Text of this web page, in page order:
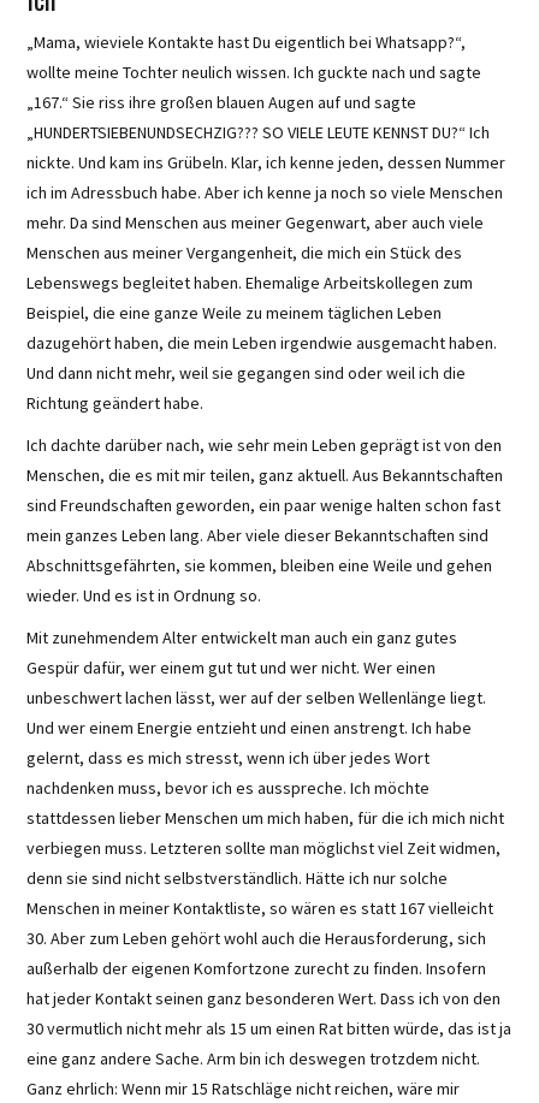
„Mama, wieviele Kontakte hast Du eigentlich bei Whatsapp?“,
wollte meine Tochter neulich wissen. Ich guckte nach und sagte
„167.“ Sie riss ihre großen blauen Augen auf und sagte
„HUNDERTSIEBENUNDSECHZIG??? SO VIELE LEUTE KENNST DU?“ Ich
nickte. Und kam ins Grübeln. Klar, ich kenne jeden, dessen Nummer
ich im Adressbuch habe. Aber ich kenne ja noch so viele Menschen
mehr. Da sind Menschen aus meiner Gegenwart, aber auch viele
Menschen aus meiner Vergangenheit, die mich ein Stück des
Lebenswegs begleitet haben. Ehemalige Arbeitskollegen zum
Beispiel, die eine ganze Weile zu meinem täglichen Leben
dazugehört haben, die mein Leben irgendwie ausgemacht haben.
Und dann nicht mehr, weil sie gegangen sind oder weil ich die
Richtung geändert habe.
Ich dachte darüber nach, wie sehr mein Leben geprägt ist von den
Menschen, die es mit mir teilen, ganz aktuell. Aus Bekanntschaften
sind Freundschaften geworden, ein paar wenige halten schon fast
mein ganzes Leben lang. Aber viele dieser Bekanntschaften sind
Abschnittsgefährten, sie kommen, bleiben eine Weile und gehen
wieder. Und es ist in Ordnung so.
Mit zunehmendem Alter entwickelt man auch ein ganz gutes
Gespür dafür, wer einem gut tut und wer nicht. Wer einen
unbeschwert lachen lässt, wer auf der selben Wellenlänge liegt.
Und wer einem Energie entzieht und einen anstrengt. Ich habe
gelernt, dass es mich stresst, wenn ich über jedes Wort
nachdenken muss, bevor ich es ausspreche. Ich möchte
stattdessen lieber Menschen um mich haben, für die ich mich nicht
verbiegen muss. Letzteren sollte man möglichst viel Zeit widmen,
denn sie sind nicht selbstverständlich. Hätte ich nur solche
Menschen in meiner Kontaktliste, so wären es statt 167 vielleicht
30. Aber zum Leben gehört wohl auch die Herausforderung, sich
außerhalb der eigenen Komfortzone zurecht zu finden. Insofern
hat jeder Kontakt seinen ganz besonderen Wert. Dass ich von den
30 vermutlich nicht mehr als 15 um einen Rat bitten würde, das ist ja
eine ganz andere Sache. Arm bin ich deswegen trotzdem nicht.
Ganz ehrlich: Wenn mir 15 Ratschläge nicht reichen, wäre mir